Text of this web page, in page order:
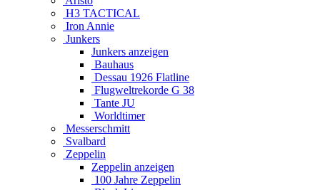
H3 TACTICAL
Iron Annie
Junkers
Junkers anzeigen
Bauhaus
Dessau 1926 Flatline
Flugweltrekorde G 38
Tante JU
Worldtimer
Messerschmitt
Svalbard
Zeppelin
Zeppelin anzeigen
100 Jahre Zeppelin